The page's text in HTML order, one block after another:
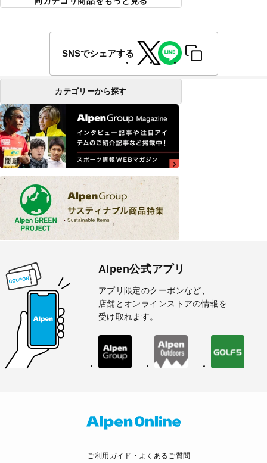
SNSでシェアする
カテゴリーから探す
Alpen公式アプリ
アプリ限定のクーポンなど、
店舗とオンラインストアの情報を
受け取れます。
ご利用ガイド・よくあるご質問